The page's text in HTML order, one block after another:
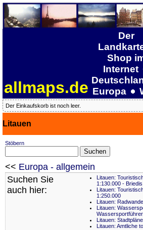
allmaps.de
Der
Shop
Internet
Europa
Der Einkaufskorb ist noch leer.
Litauen
Stöbern
<< Europa - allgemein
Suchen Sie
auch hier:
Litauen:
1:130.000 - Briedis
Litauen:
1:250.000
Litauen:
Litauen:
Wassersportführer
Litauen:
Litauen: Amtliche